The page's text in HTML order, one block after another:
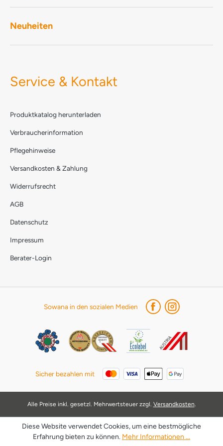
Neuheiten
Service & Kontakt
Produktkatalog herunterladen
Verbraucherinformation
Pflegehinweise
Versandkosten & Zahlung
Widerrufsrecht
AGB
Datenschutz
Impressum
Berater-Login
Sowana in den sozialen Medien
Sicher bezahlen mit
Alle Preise inkl. gesetzl. Mehrwertsteuer zzgl. Versandkosten.
Diese Website verwendet Cookies, um eine bestmögliche
Erfahrung bieten zu können. Mehr Informationen ...